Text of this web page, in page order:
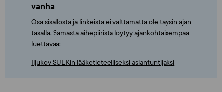
vanha
Osa sisällöstä ja linkeistä ei välttämättä ole täysin ajan
tasalla. Samasta aihepiiristä löytyy ajankohtaisempaa
luettavaa:
Iljukov SUEKin lääketieteelliseksi asiantuntijaksi